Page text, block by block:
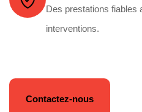
Des prestations fiables
interventions.
Contactez-nous